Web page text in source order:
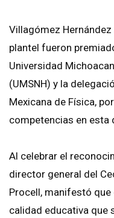
Villagómez
plantel fueron
Universidad
(UMSNH) y la
Mexicana de Física,
competencias en esta
Al celebrar el
director general del
Procell, manifestó
calidad educativa que